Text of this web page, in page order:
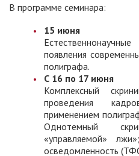
В программе семинара:
15 июня
появления
полиграфа.
С 16 по 17 июня
Комплексный
проведения
применением
Однотемный
«управляемой»
осведомленность